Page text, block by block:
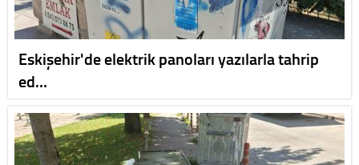
Eskişehir'de elektrik panoları yazılarla tahrip
ed…